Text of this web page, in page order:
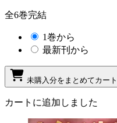
全6巻完結
1巻から
最新刊から
未購入分をまとめてカー
カートに追加しました